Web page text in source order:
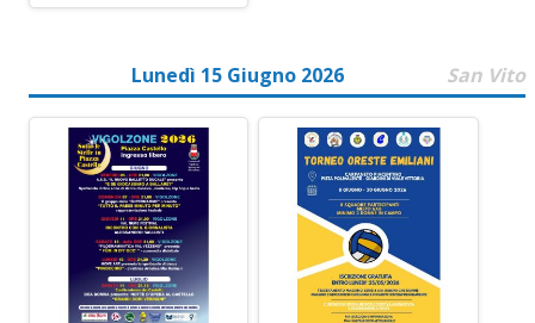
Lunedì 15 Giugno 2026 San Vito